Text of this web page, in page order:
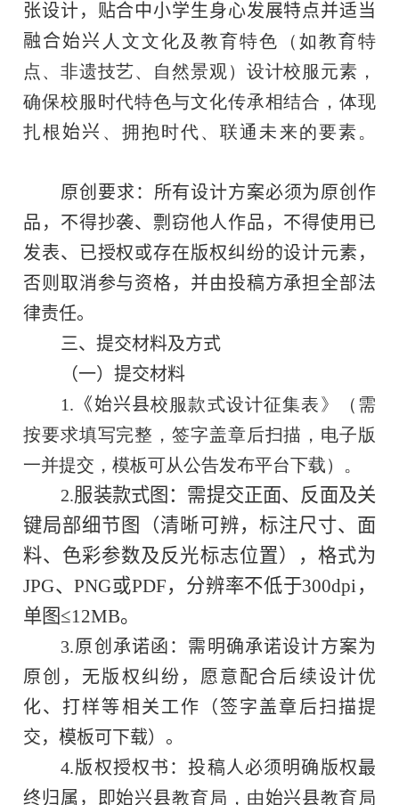
张设计，贴合中小学生身心发展特点并适当
融合始兴 人文文化及教育特色（如教育特
点、非遗技艺、自然景观）设计校服元素，
确保校服时代特色与文化传承相结合，体现
扎根始兴 、拥抱时代、联通未来的要素。
原创要求：所有设计方案必须为原创作
品，不得抄袭、剽窃他人作品，不得使用已
发表、已授权或存在版权纠纷的设计元素，
否则取消参与资格，并由投稿方承担全部法
律责任。
三、提交材料及方式
（一）提交材料
1. 《始兴县校服款式设计征集表》（需
按要求填写完整，签字盖章后扫描，电子版
一并提交，模板可从公告发布平台下载）。
2.服装款式图：需提交正面、反面及关
键局部细节图（清晰可辨，标注尺寸、面
料、色彩参数及反光标志位置），格式为
JPG、PNG或PDF，分辨率不低于300dpi，
单图≤12MB。
3.原创承诺函：需明确承诺设计方案为
原创，无版权纠纷，愿意配合后续设计优
化、打样等相关工作（签字盖章后扫描提
交，模板可下载）。
4.版权授权书：投稿人必须明确版权最
终归属，即始兴县教育局，由始兴县教育局